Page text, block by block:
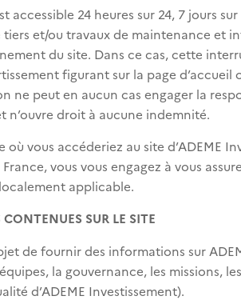
accessible 24 heures sur 24, 7 jours
tiers et/ou travaux de maintenance et
du site. Dans ce cas, cette
figurant sur la page
ne peut en aucun cas engager la
n’ouvre droit à aucune indemnité.
où vous accéderiez au site d’ADEME
vous vous engagez à vous
applicable.
SUR LE SITE
de fournir des informations sur
la gouvernance, les missions,
d’ADEME Investissement).